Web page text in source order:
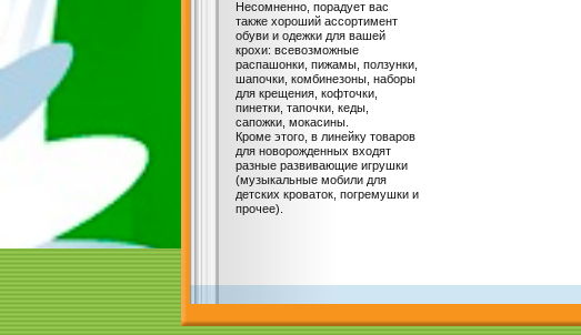
Несомненно, порадует вас
также хороший ассортимент
обуви и одежки для вашей
крохи: всевозможные
распашонки, пижамы, ползунки,
шапочки, комбинезоны, наборы
для крещения, кофточки,
пинетки, тапочки, кеды,
сапожки, мокасины.
Кроме этого, в линейку товаров
для новорожденных входят
разные развивающие игрушки
(музыкальные мобили для
детских кроваток, погремушки и
прочее).